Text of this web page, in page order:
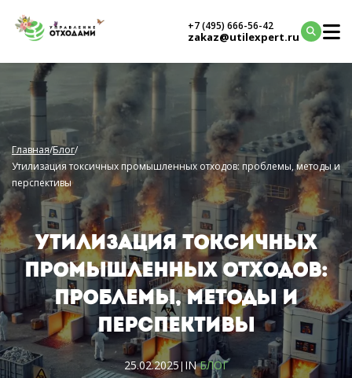
+7 (495) 666-56-42
zakaz@utilexpert.ru
Главная/Блог/
Утилизация токсичных промышленных отходов: проблемы, методы и
перспективы
УТИЛИЗАЦИЯ ТОКСИЧНЫХ
ПРОМЫШЛЕННЫХ ОТХОДОВ:
ПРОБЛЕМЫ, МЕТОДЫ И
ПЕРСПЕКТИВЫ
25.02.2025| INБЛОГ